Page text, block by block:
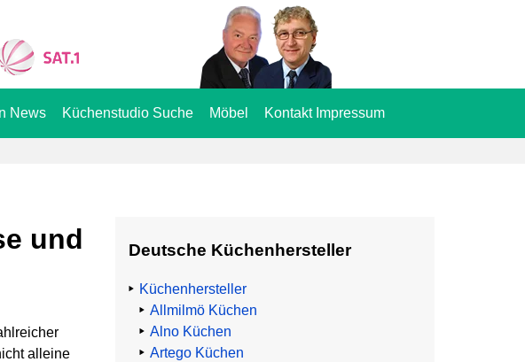
News Küchenstudio Suche Möbel Kontakt Impressum
und
alleine
Deutsche Küchenhersteller
Küchenhersteller
Allmilmö Küchen
Alno Küchen
Artego Küchen